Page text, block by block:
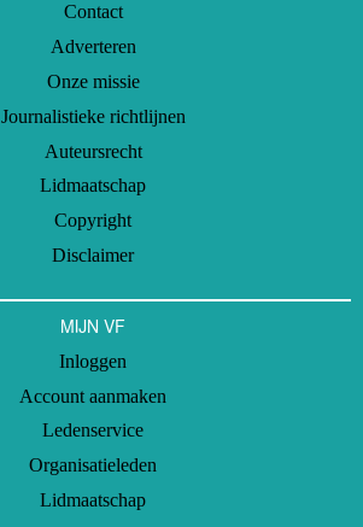
Contact
Adverteren
Onze missie
Journalistieke richtlijnen
Auteursrecht
Lidmaatschap
Copyright
Disclaimer
MIJN VF
Inloggen
Account aanmaken
Ledenservice
Organisatieleden
Lidmaatschap